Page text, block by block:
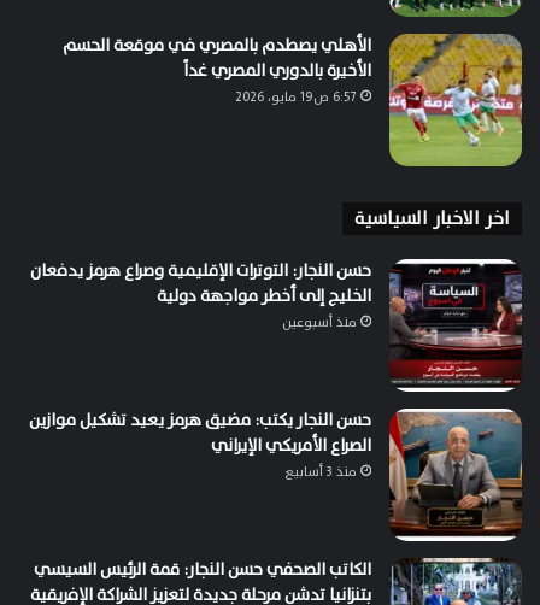
الأهلي يصطدم بالمصري في موقعة الحسم
الأخيرة بالدوري المصري غداً
6:57 ص19 مايو، 2026
اخر الاخبار السياسية
حسن النجار: التوترات الإقليمية وصراع هرمز يدفعان
الخليج إلى أخطر مواجهة دولية
منذ أسبوعين
حسن النجار يكتب: مضيق هرمز يعيد تشكيل موازين
الصراع الأمريكي الإيراني
منذ 3 أسابيع
الكاتب الصحفي حسن النجار: قمة الرئيس السيسي
بتنزانيا تدشن مرحلة جديدة لتعزيز الشراكة الإفريقية